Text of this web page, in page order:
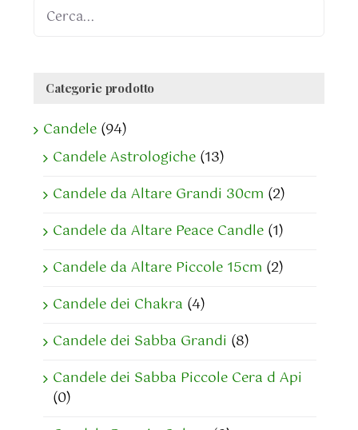
Categorie prodotto
Candele (94)
Candele Astrologiche (13)
Candele da Altare Grandi 30cm (2)
Candele da Altare Peace Candle (1)
Candele da Altare Piccole 15cm (2)
Candele dei Chakra (4)
Candele dei Sabba Grandi (8)
Candele dei Sabba Piccole Cera d Api
(0)